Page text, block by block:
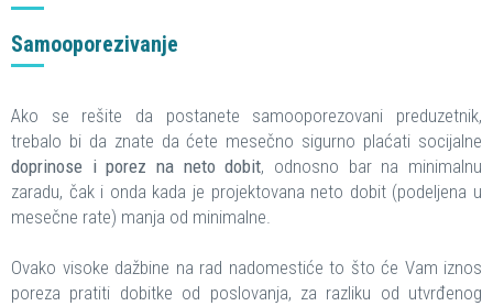
Samooporezivanje
Ako se rešite da postanete samooporezovani preduzetnik,
trebalo bi da znate da ćete mesečno sigurno plaćati socijalne
doprinose i porez na neto dobit, odnosno bar na minimalnu
zaradu, čak i onda kada je projektovana neto dobit (podeljena u
mesečne rate) manja od minimalne.
Ovako visoke dažbine na rad nadomestiće to što će Vam iznos
poreza pratiti dobitke od poslovanja, za razliku od utvrđenog